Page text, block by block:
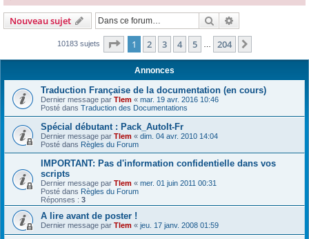
c
Nouveau sujet Rechercher
10183 sujets Page 1sur204
1 2 3 4 5 204
Annonces
Traduction Française de la documentation (en cours)
Dernier message par Tlem « mar. 19 avr. 2016 10:46
Posté dans Traduction des Documentations
Spécial débutant : Pack_AutoIt-Fr
Dernier message par Tlem « dim. 04 avr. 2010 14:04
Posté dans Règles du Forum
IMPORTANT: Pas d'information confidentielle dans vos
scripts
Dernier message par Tlem « mer. 01 juin 2011 00:31
Posté dans Règles du Forum
Réponses : 3
A lire avant de poster !
Dernier message par Tlem « jeu. 17 janv. 2008 01:59